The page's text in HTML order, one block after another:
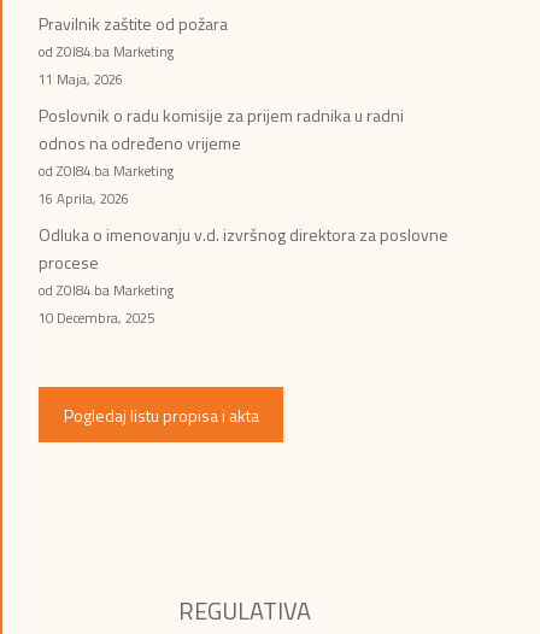
Pravilnik zaštite od požara
od ZOI84.ba Marketing
11 Maja, 2026
Poslovnik o radu komisije za prijem radnika u radni
odnos na određeno vrijeme
od ZOI84.ba Marketing
16 Aprila, 2026
Odluka o imenovanju v.d. izvršnog direktora za poslovne
procese
od ZOI84.ba Marketing
10 Decembra, 2025
Pogledaj listu propisa i akta
REGULATIVA